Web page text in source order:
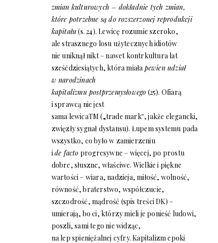
zmian kulturowych – dokładnie tych zmian,
które potrzebne są do rozszerzonej reprodukcji
kapitału(s. 24). Lewicę rozumie szeroko,
ale strasznego losu użytecznych idiotów
nie uniknął nikt – nawet kontrkultura lat
sześćdziesiątych, która miała pewien udział
w narodzinach
kapitalizmu postprzemysłowego (25). Ofiarą
i sprawcą nie jest
sama lewicaTM („trade mark‟, jakże elegancki,
zwięzły sygnał dystansu). Łupem systemu pada
wszystko, co było w zamierzeniu
ide facto progresywne – więcej, po prostu
dobre, słuszne, właściwe. Wielkie i piękne
wartości – wiara, nadzieja, miłość, wolność,
równość, braterstwo, współczucie,
szczodrość, mądrość (spis treści DK) –
umierają, bo ci, którzy mieli je ponieść ludowi,
poszli, sami tego nie widząc,
na lep spieniężalnej cyfry. Kapitalizm epoki